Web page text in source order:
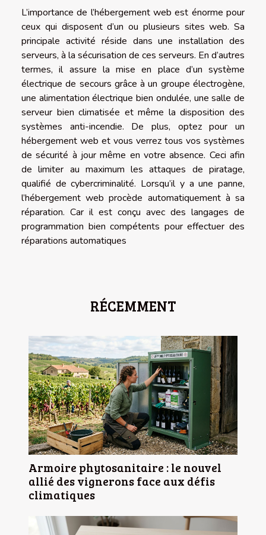
L’importance de l’hébergement web est énorme pour
ceux qui disposent d’un ou plusieurs sites web. Sa
principale activité réside dans une installation des
serveurs, à la sécurisation de ces serveurs. En d’autres
termes, il assure la mise en place d’un système
électrique de secours grâce à un groupe électrogène,
une alimentation électrique bien ondulée, une salle de
serveur bien climatisée et même la disposition des
systèmes anti-incendie. De plus, optez pour un
hébergement web et vous verrez tous vos systèmes
de sécurité à jour même en votre absence. Ceci afin
de limiter au maximum les attaques de piratage,
qualifié de cybercriminalité. Lorsqu’il y a une panne,
l’hébergement web procède automatiquement à sa
réparation. Car il est conçu avec des langages de
programmation bien compétents pour effectuer des
réparations automatiques
RÉCEMMENT
Armoire phytosanitaire : le nouvel
allié des vignerons face aux défis
climatiques